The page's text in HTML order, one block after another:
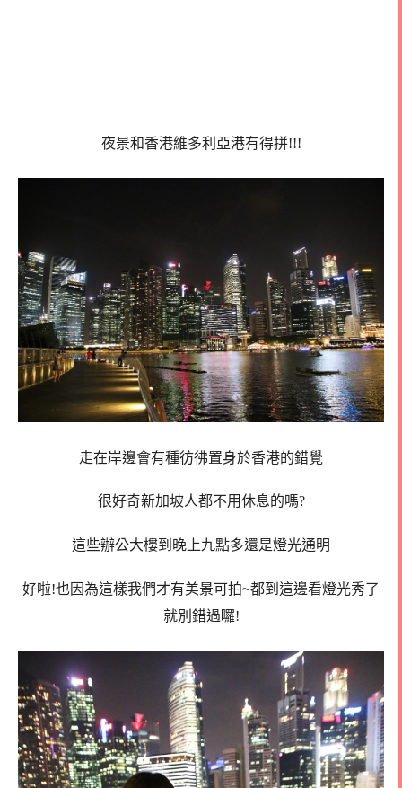
夜景和香港維多利亞港有得拼!!!
走在岸邊會有種彷彿置身於香港的錯覺
很好奇新加坡人都不用休息的嗎?
這些辦公大樓到晚上九點多還是燈光通明
好啦!也因為這樣我們才有美景可拍~都到這邊看燈光秀了
就別錯過囉!